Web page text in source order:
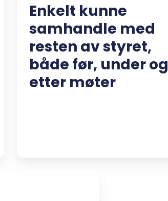
Enkelt kunne
samhandle med
resten av styret,
både før, under og
etter møter